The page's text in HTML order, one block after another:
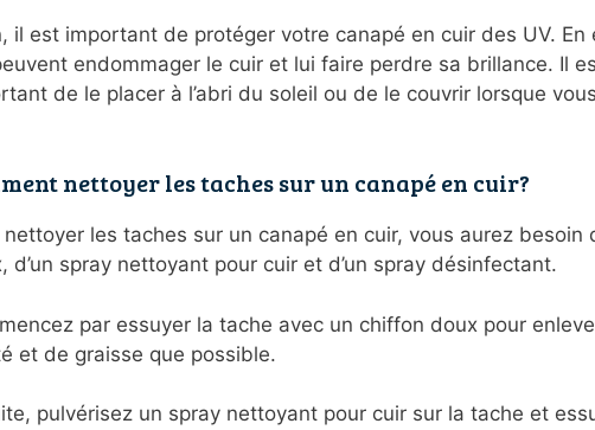
il est important de protéger votre canapé en cuir des UV. En
endommager le cuir et lui faire perdre sa brillance. Il
de le placer à l’abri du soleil ou de le couvrir lorsque
nettoyer les taches sur un canapé en cuir?
nettoyer les taches sur un canapé en cuir, vous aurez besoin
d’un spray nettoyant pour cuir et d’un spray désinfectant.
par essuyer la tache avec un chiffon doux pour
et de graisse que possible.
pulvérisez un spray nettoyant pour cuir sur la tache et